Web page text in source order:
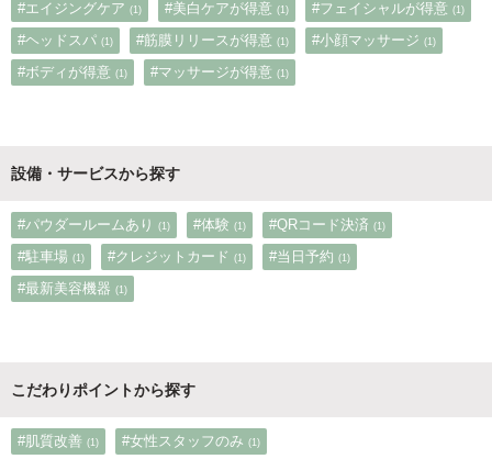
#エイジングケア (1) #美白ケアが得意 (1) #フェイシャルが得意 (1)
#ヘッドスパ (1) #筋膜リリースが得意 (1) #小顔マッサージ (1)
#ボディが得意 (1) #マッサージが得意 (1)
設備・サービスから探す
#パウダールームあり (1) #体験 (1) #QRコード決済 (1)
#駐車場 (1) #クレジットカード (1) #当日予約 (1)
#最新美容機器 (1)
こだわりポイントから探す
#肌質改善 (1) #女性スタッフのみ (1)